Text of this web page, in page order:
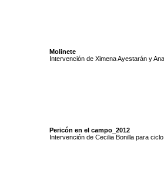
Molinete
Intervención de Ximena Ayestarán y
Pericón en el campo_2012
Intervención de Cecilia Bonilla para